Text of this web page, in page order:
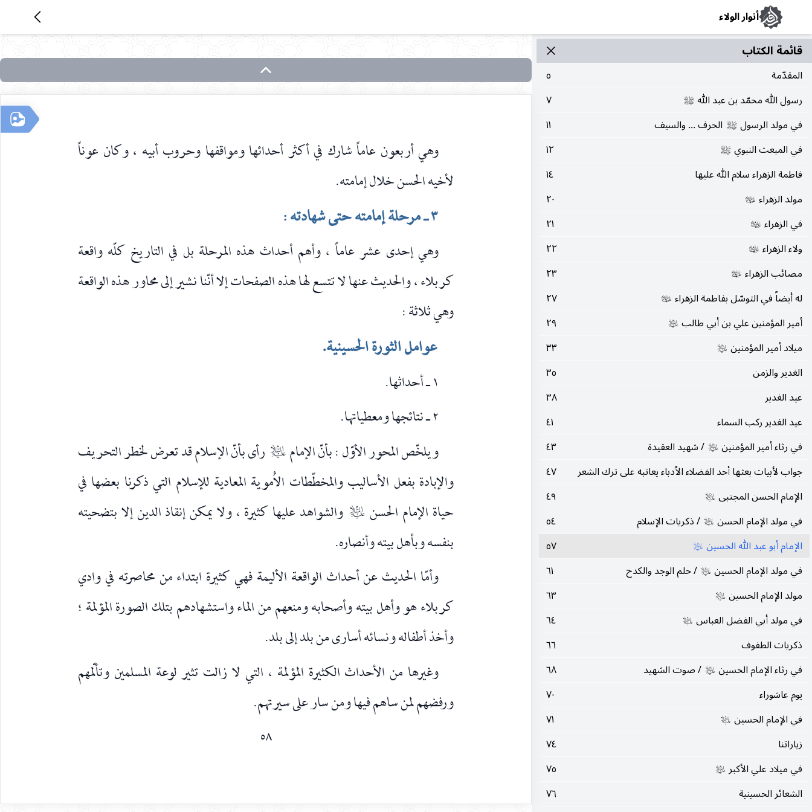
أنوار الولاء
قائمة الکتاب
المقدّمة
٥
رسول الله محمّد بن عبد الله صلى‌الله‌عليه‌وآله
٧
في مولد الرسول صلى‌الله‌عليه‌وآله الحرف ... والسيف
١١
في المبعث النبوي صلى‌الله‌عليه‌وآله
١٢
فاطمة الزهراء سلام الله عليها
١٤
مولد الزهراء عليها‌السلام
٢٠
في الزهراء عليها‌السلام
٢١
ولاء الزهراء عليها‌السلام
٢٢
مصائب الزهراء عليها‌السلام
٢٣
له أيضاً في التوسّل بفاطمة الزهراء عليها‌السلام
٢٧
أمير المؤمنين علي بن أبي طالب عليه‌السلام
٢٩
ميلاد أمير المؤمنين عليه‌السلام
٣٣
الغدير والزمن
٣٥
عيد الغدير
٣٨
عيد الغدير ركب السماء
٤١
في رثاء أمير المؤمنين عليه‌السلام / شهيد العقيدة
٤٣
جواب لأبيات بعثها أحد الفضلاء الاُدباء يعاتبه على ترك الشعر
٤٧
الإمام الحسن المجتبى عليه‌السلام
٤٩
في مولد الإمام الحسن عليه‌السلام / ذكريات الإسلام
٥٤
الإمام أبو عبد الله الحسين عليه‌السلام
٥٧
في مولد الإمام الحسين عليه‌السلام / حلم الوجد والكدح
٦١
مولد الإمام الحسين عليه‌السلام
٦٣
في مولد أبي الفضل العباس عليه‌السلام
٦٤
ذكريات الطفوف
٦٦
في رثاء الإمام الحسين عليه‌السلام / صوت الشهيد
٦٨
يوم عاشوراء
٧٠
في الإمام الحسين عليه‌السلام
٧١
زياراتنا
٧٤
في ميلاد علي الأكبر عليه‌السلام
٧٥
الشعائر الحسينية
٧٦
البحث
البحث
في
وهي أربعون عاماً شارك في أكثر أحدائها ومواقفها وحروب أبيه ، وكان عوناً
لأخيه الحسن خلال إمامته.
٣ ـ مرحلة إمامته حتى شهادته :
وهي إحدى عشر عاماً ، وأهم أحداث هذه المرحلة بل في التاريخ كلّه واقعة
كربلاء ، والحديث عنها لا تتسع لها هذه الصفحات إلا أنّنا نشير إلى محاور هذه الواقعة
وهي ثلاثة :
عوامل الثورة الحسينية.
١ ـ أحداثها.
٢ ـ نتائجها ومعطياتها.
ويلخّص المحور الأوّل : بأنّ الإمام عليه‌السلام رأى بأنّ الإسلام قد تعرض لخطر التحريف
والإبادة بفعل الأساليب والمخطّطات الاُموية المعادية للإسلام التي ذكرنا بعضها في
حياة الإمام الحسن عليه‌السلام والشواهد عليها كثيرة ، ولا يمكن إنقاذ الدين إلا بتضحيته
بنفسه وبأهل بيته وأنصاره.
وأمّا الحديث عن أحداث الواقعة الأليمة فهي كثيرة ابتداء من محاصرته في وادي
كربلاء هو وأهل بيته وأصحابه ومنعهم من الماء واستشهادهم بتلك الصورة المؤلمة ؛
وأخذ أطفاله ونسائه أسارى من بلد إلى بلد.
وغيرها من الأحداث الكثيرة المؤلمة ، التي لا زالت تثير لوعة المسلمين وتألّمهم
ورفضهم لمن ساهم فيها ومن سار على سيرتهم.
٥٨